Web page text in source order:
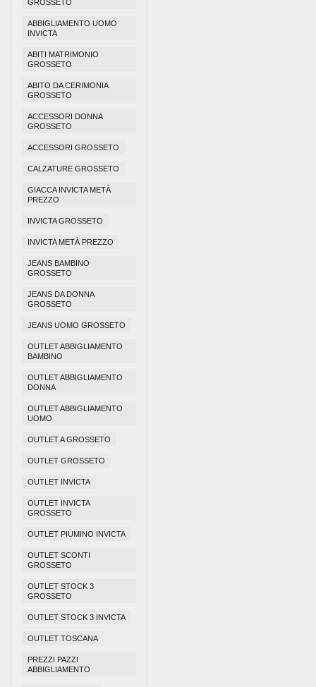
GROSSETO
ABBIGLIAMENTO UOMO
INVICTA
ABITI MATRIMONIO
GROSSETO
ABITO DA CERIMONIA
GROSSETO
ACCESSORI DONNA
GROSSETO
ACCESSORI GROSSETO
CALZATURE GROSSETO
GIACCA INVICTA METÀ
PREZZO
INVICTA GROSSETO
INVICTA METÀ PREZZO
JEANS BAMBINO
GROSSETO
JEANS DA DONNA
GROSSETO
JEANS UOMO GROSSETO
OUTLET ABBIGLIAMENTO
BAMBINO
OUTLET ABBIGLIAMENTO
DONNA
OUTLET ABBIGLIAMENTO
UOMO
OUTLET A GROSSETO
OUTLET GROSSETO
OUTLET INVICTA
OUTLET INVICTA
GROSSETO
OUTLET PIUMINO INVICTA
OUTLET SCONTI
GROSSETO
OUTLET STOCK 3
GROSSETO
OUTLET STOCK 3 INVICTA
OUTLET TOSCANA
PREZZI PAZZI
ABBIGLIAMENTO